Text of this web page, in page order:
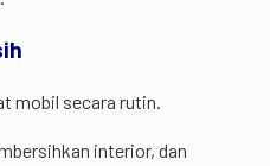
mobil secara rutin.
interior, dan